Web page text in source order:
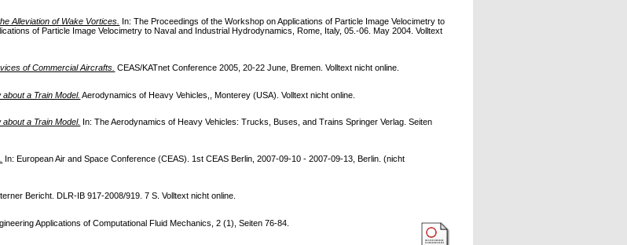
Alleviation of Wake Vortices. In: The Proceedings of the Workshop on Applications of Particle Image Velocimetry to
of Particle Image Velocimetry to Naval and Industrial Hydrodynamics, Rome, Italy, 05.-06. May 2004. Volltext
of Commercial Aircrafts. CEAS/KATnet Conference 2005, 20-22 June, Bremen. Volltext nicht online.
a Train Model. Aerodynamics of Heavy Vehicles,, Monterey (USA). Volltext nicht online.
a Train Model.
In: The Aerodynamics of Heavy Vehicles: Trucks, Buses, and Trains Springer Verlag. Seiten
In: European Air and Space Conference (CEAS). 1st CEAS Berlin, 2007-09-10 - 2007-09-13, Berlin. (nicht
Bericht. DLR-IB 917-2008/919. 7 S. Volltext nicht online.
Applications of Computational Fluid Mechanics, 2 (1), Seiten 76-84.